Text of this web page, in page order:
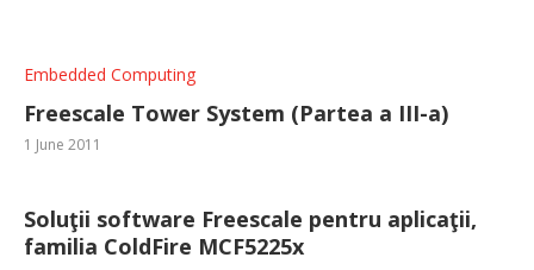
Embedded Computing
Freescale Tower System (Partea a III-a)
1 June 2011
Soluţii software Freescale pentru aplicaţii,
familia ColdFire MCF5225x